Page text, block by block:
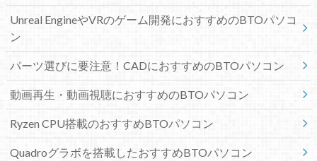
Unreal EngineやVRのゲーム開発におすすめのBTOパソコ
ン
パーツ選びに要注意！CADにおすすめのBTOパソコン
動画再生・動画視聴におすすめのBTOパソコン
Ryzen CPU搭載のおすすめBTOパソコン
Quadroグラボを搭載したおすすめBTOパソコン